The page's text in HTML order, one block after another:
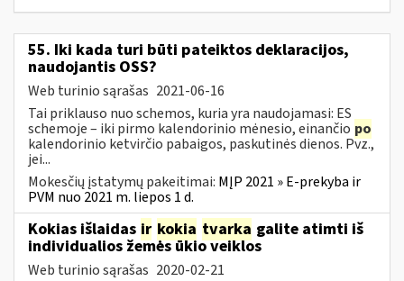
55. Iki kada turi būti pateiktos deklaracijos,
naudojantis OSS?
Web turinio sąrašas 2021-06-16
Tai priklauso nuo schemos, kuria yra naudojamasi: ES
schemoje – iki pirmo kalendorinio mėnesio, einančio po
kalendorinio ketvirčio pabaigos, paskutinės dienos. Pvz.,
jei...
Mokesčių įstatymų pakeitimai: MĮP 2021 » E-prekyba ir
PVM nuo 2021 m. liepos 1 d.
Kokias išlaidas ir kokia tvarka galite atimti iš
individualios žemės ūkio veiklos
Web turinio sąrašas 2020-02-21